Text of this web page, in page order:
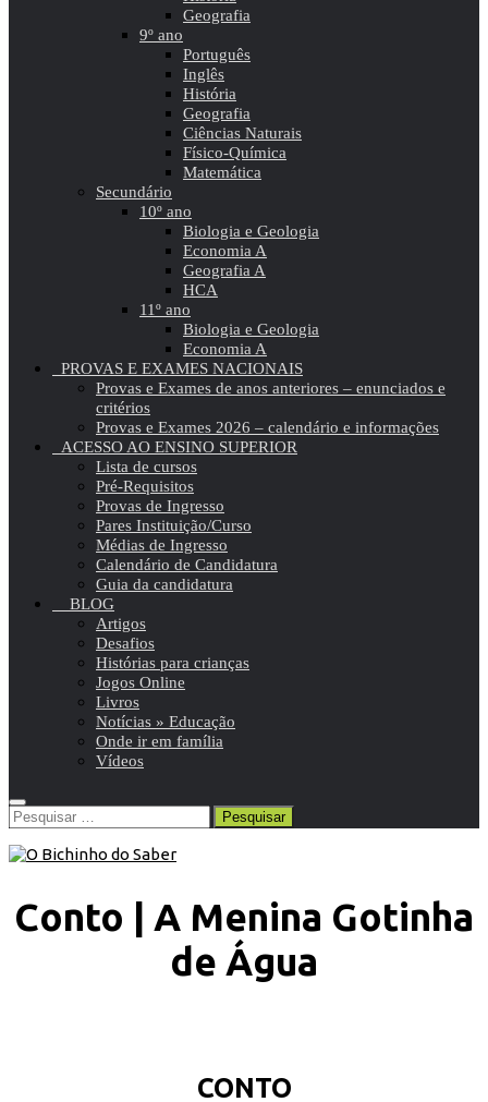
Geografia
9º ano
Português
Inglês
História
Geografia
Ciências Naturais
Físico-Química
Matemática
Secundário
10º ano
Biologia e Geologia
Economia A
Geografia A
HCA
11º ano
Biologia e Geologia
Economia A
PROVAS E EXAMES NACIONAIS
Provas e Exames de anos anteriores – enunciados e
critérios
Provas e Exames 2026 – calendário e informações
ACESSO AO ENSINO SUPERIOR
Lista de cursos
Pré-Requisitos
Provas de Ingresso
Pares Instituição/Curso
Médias de Ingresso
Calendário de Candidatura
Guia da candidatura
BLOG
Artigos
Desafios
Histórias para crianças
Jogos Online
Livros
Notícias » Educação
Onde ir em família
Vídeos
Pesquisar
por:
Conto | A Menina Gotinha
de Água
CONTO